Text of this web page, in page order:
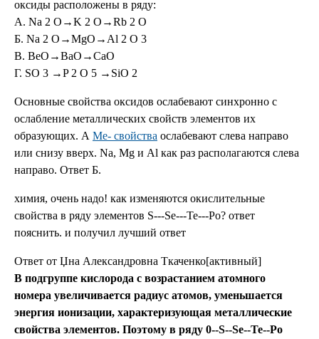
оксиды расположены в ряду:
А. Na 2 O→K 2 O→Rb 2 O
Б. Na 2 O→MgO→Al 2 O 3
В. BeO→BaO→CaO
Г. SO 3 →P 2 O 5 →SiO 2
Основные свойства оксидов ослабевают синхронно с
ослабление металлических свойств элементов их
образующих. А Ме- свойства ослабевают слева направо
или снизу вверх. Na, Mg и Al как раз располагаются слева
направо. Ответ Б.
химия, очень надо! как изменяются окислительные
свойства в ряду элементов S---Se---Te---Po? ответ
пояснить. и получил лучший ответ
Ответ от Џна Александровна Ткаченко[активный]
В подгруппе кислорода с возрастанием атомного
номера увеличивается радиус атомов, уменьшается
энергия ионизации, характеризующая металлические
свойства элементов. Поэтому в ряду 0--S--Se--Te--Ро